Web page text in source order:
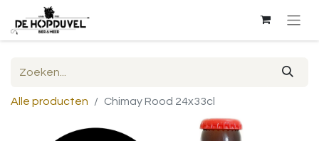
Alle producten Chimay Rood 24x33cl